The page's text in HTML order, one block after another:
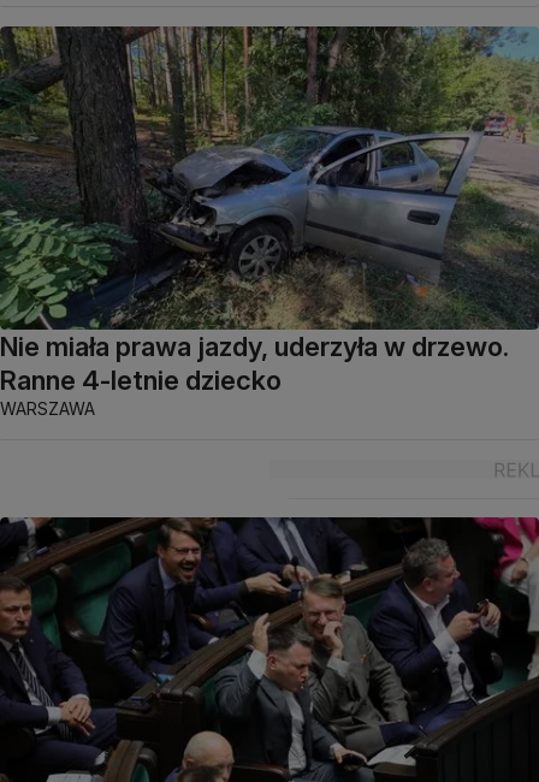
Nie miała prawa jazdy, uderzyła w drzewo.
Ranne 4-letnie dziecko
WARSZAWA